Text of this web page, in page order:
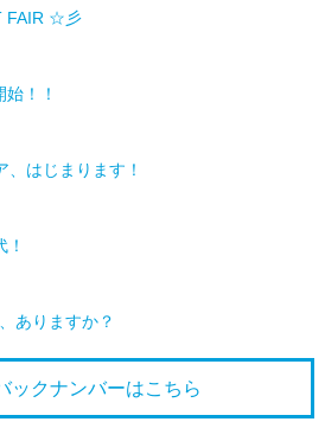
FAIR ☆彡
！！
、はじまります！
ありますか？
ックナンバーはこちら